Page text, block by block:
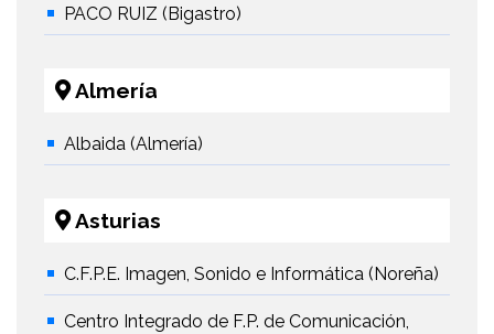
PACO RUIZ (Bigastro)
Almería
Albaida (Almería)
Asturias
C.F.P.E. Imagen, Sonido e Informática (Noreña)
Centro Integrado de F.P. de Comunicación,